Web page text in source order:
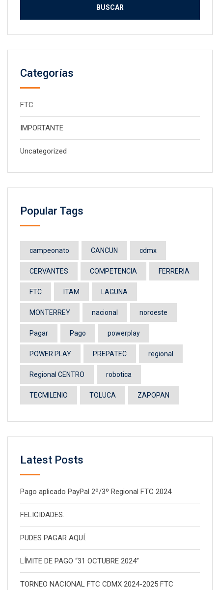
Categorías
FTC
IMPORTANTE
Uncategorized
Popular Tags
campeonato CANCUN cdmx
CERVANTES COMPETENCIA FERRERIA
FTC ITAM LAGUNA
MONTERREY nacional noroeste
Pagar Pago powerplay
POWER PLAY PREPATEC regional
Regional CENTRO robotica
TECMILENIO TOLUCA ZAPOPAN
Latest Posts
Pago aplicado PayPal 2º/3º Regional FTC 2024
FELICIDADES.
PUDES PAGAR AQUÍ.
LÍMITE DE PAGO “31 OCTUBRE 2024”
TORNEO NACIONAL FTC CDMX 2024-2025 FTC